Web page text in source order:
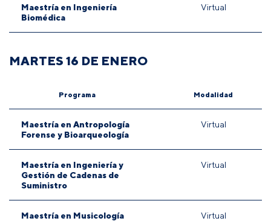
Maestría en Ingeniería
Biomédica
Virtual
MARTES 16 DE ENERO
Programa Modalidad
Maestría en Antropología
Forense y Bioarqueología
Virtual
Maestría en Ingeniería y
Gestión de Cadenas de
Suministro
Virtual
Maestría en Musicología Virtual